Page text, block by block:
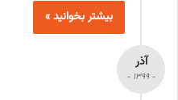
بیشتر بخوانید »
آذر
- 1399 -